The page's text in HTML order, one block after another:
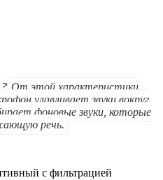
? От этой характеристики
улавливает звуки вокруг
фоновые звуки, которые
речь.
с фильтрацией